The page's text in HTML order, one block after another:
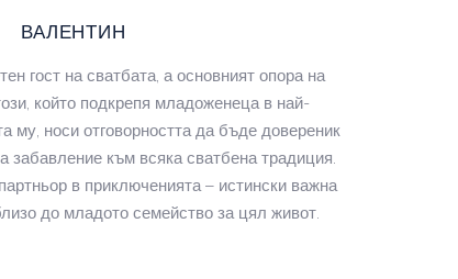
ВАЛЕНТИН
гост на сватбата, а основният опора на
който подкрепя младоженеца в най-
му, носи отговорността да бъде довереник
забавление към всяка сватбена традиция.
в приключенията – истински важна
до младото семейство за цял живот.